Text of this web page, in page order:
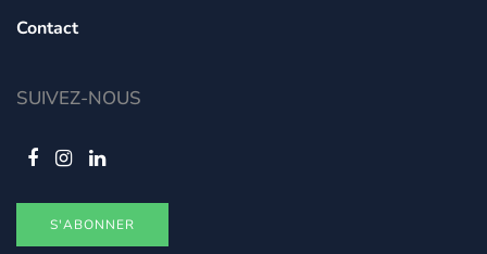
Contact
SUIVEZ-NOUS
S'ABONNER